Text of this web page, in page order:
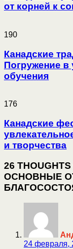
от корней к
190
Канадские
Погружение в
обучения
176
Канадские
и творчества
26
ОСНОВНЫЕ
24 февраля,